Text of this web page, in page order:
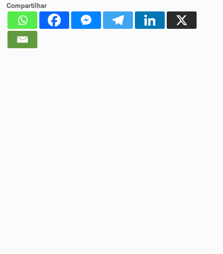
Compartilhar